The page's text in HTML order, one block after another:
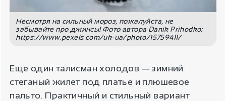
Несмотря на сильный мороз, пожалуйста, не
забывайте про джинсы! Фото автора Danik Prihodko:
https://www.pexels.com/uk-ua/photo/15759411/
Еще один талисман холодов — зимний
стеганый жилет под платье и плюшевое
пальто. Практичный и стильный вариант